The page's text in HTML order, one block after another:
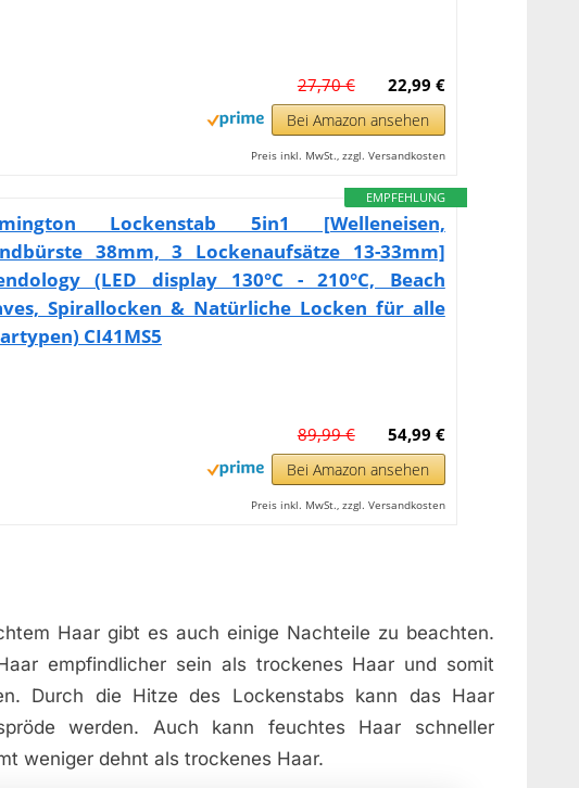
22,99 €
27,70 €
Bei Amazon ansehen
Preis inkl. MwSt., zzgl. Versandkosten
EMPFEHLUNG
Lockenstab 5in1 [Welleneisen,
38mm, 3 Lockenaufsätze 13-33mm]
(LED display 130°C - 210°C, Beach
Spirallocken & Natürliche Locken für alle
CI41MS5
54,99 €
89,99 €
Bei Amazon ansehen
Preis inkl. MwSt., zzgl. Versandkosten
Haar gibt es auch einige Nachteile zu beachten.
empfindlicher sein als trockenes Haar und somit
Durch die Hitze des Lockenstabs kann das Haar
werden. Auch kann feuchtes Haar schneller
weniger dehnt als trockenes Haar.